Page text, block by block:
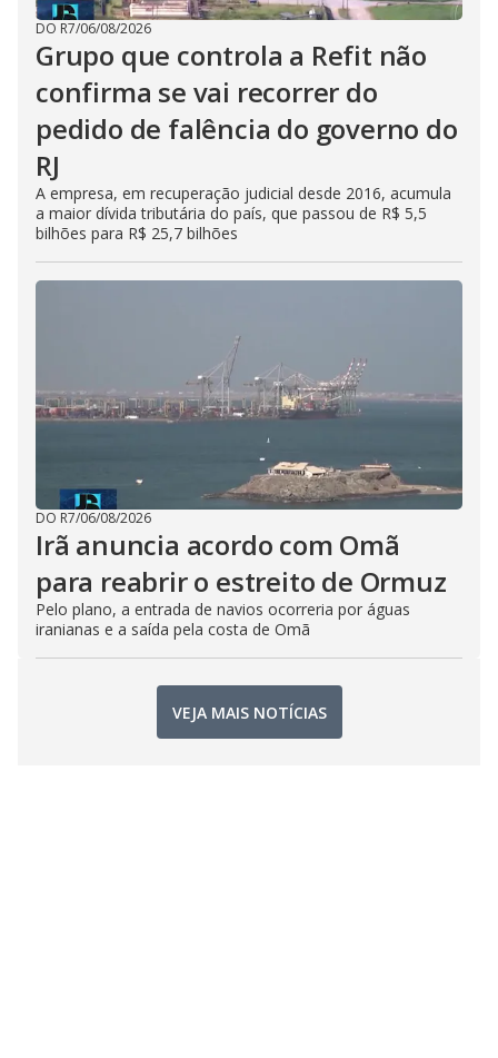
DO R7/06/08/2026
Grupo que controla a Refit não
confirma se vai recorrer do
pedido de falência do governo do
RJ
A empresa, em recuperação judicial desde 2016, acumula
a maior dívida tributária do país, que passou de R$ 5,5
bilhões para R$ 25,7 bilhões
DO R7/06/08/2026
Irã anuncia acordo com Omã
para reabrir o estreito de Ormuz
Pelo plano, a entrada de navios ocorreria por águas
iranianas e a saída pela costa de Omã
VEJA MAIS NOTÍCIAS